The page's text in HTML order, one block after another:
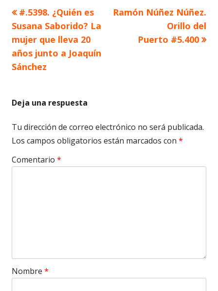
Navegación
de
entradas
Artículo
anterior
#.5398. ¿Quién es
Susana Saborido? La
mujer que lleva 20
años junto a Joaquín
Sánchez
Artículo
Ramón Núñez Núñez.
Orillo del
Puerto #5.400
Deja una respuesta
Tu dirección de correo electrónico no será publicada.
Los campos obligatorios están marcados con *
Comentario *
Nombre *